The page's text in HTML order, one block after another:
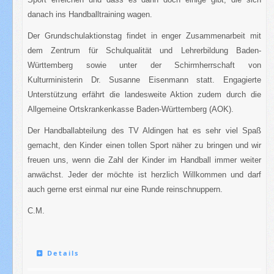
danach ins Handballtraining wagen.
Der Grundschulaktionstag findet in enger Zusammenarbeit mit
dem Zentrum für Schulqualität und Lehrerbildung Baden-
Württemberg sowie unter der Schirmherrschaft von
Kulturministerin Dr. Susanne Eisenmann statt. Engagierte
Unterstützung erfährt die landesweite Aktion zudem durch die
Allgemeine Ortskrankenkasse Baden-Württemberg (AOK).
Der Handballabteilung des TV Aldingen hat es sehr viel Spaß
gemacht, den Kinder einen tollen Sport näher zu bringen und wir
freuen uns, wenn die Zahl der Kinder im Handball immer weiter
anwächst. Jeder der möchte ist herzlich Willkommen und darf
auch gerne erst einmal nur eine Runde reinschnuppern.
C.M.
Details